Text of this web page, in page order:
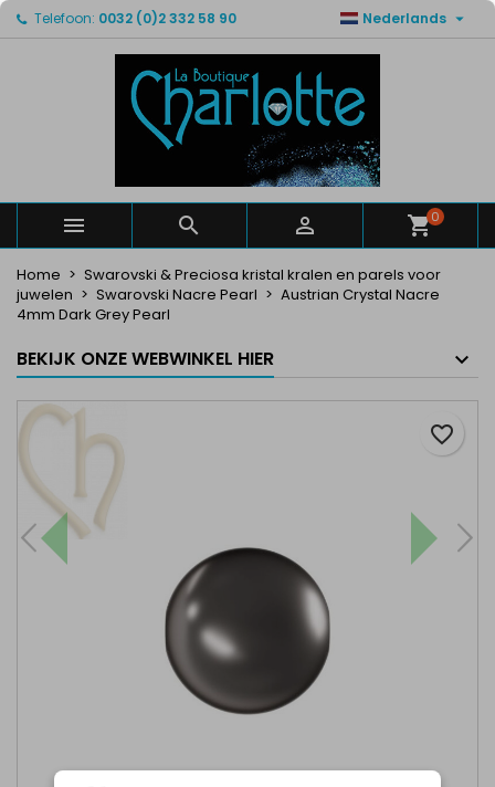
Telefoon: 0032 (0)2 332 58 90 Nederlands 
   0
Home
Swarovski & Preciosa kristal kralen en parels voor
juwelen
Swarovski Nacre Pearl
Austrian Crystal Nacre
4mm Dark Grey Pearl
BEKIJK ONZE WEBWINKEL HIER
favorite_border
Mijn verlanglijsten ×
Maak een lijst
Maak een verlanglijst ×
Verlanglijst naam
Annuleren Maak een verlanglijst
Inloggen ×
U moet ingelogd zijn om producten in uw verlanglijst
Annuleren Inloggen